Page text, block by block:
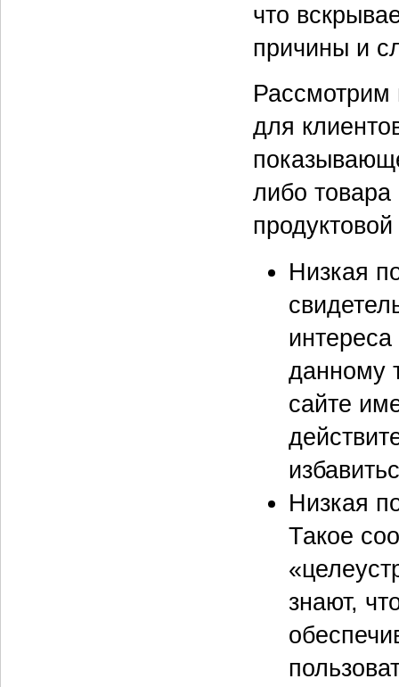
что
причины и
Рассмотрим
для
либо
Низкая
данному
сайте
Низкая
Такое
знают,